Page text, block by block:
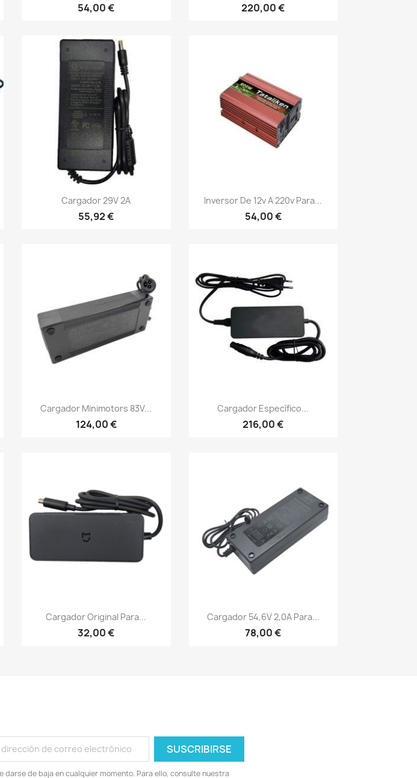
54,00 € 220,00 €
Vista rápida
Cargador 29V 2A
55,92 €
Vista rápida
Inversor De 12v A 220v Para...
54,00 €
Vista rápida
Cargador Minimotors 83V...
124,00 €
Vista rápida
Cargador Específico...
216,00 €
Vista rápida
Cargador Original Para...
32,00 €
Vista rápida
Cargador 54,6V 2,0A Para...
78,00 €
darse de baja en cualquier momento. Para ello, consulte nuestra